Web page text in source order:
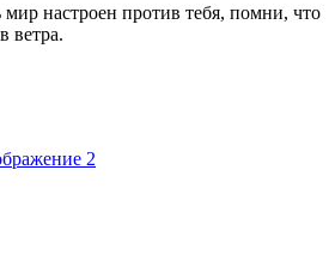
мир настроен против тебя, помни, что
ветра.